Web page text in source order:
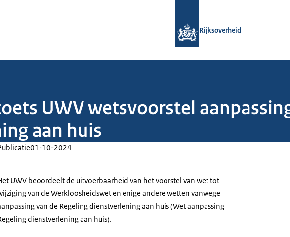
Rijksoverheid
UWV wetsvoorstel
aan huis
01-10-2024
UWV beoordeelt de uitvoerbaarheid van het voorstel van wet tot
van de Werkloosheidswet en enige andere wetten vanwege
van de Regeling dienstverlening aan huis (Wet aanpassing
dienstverlening aan huis).